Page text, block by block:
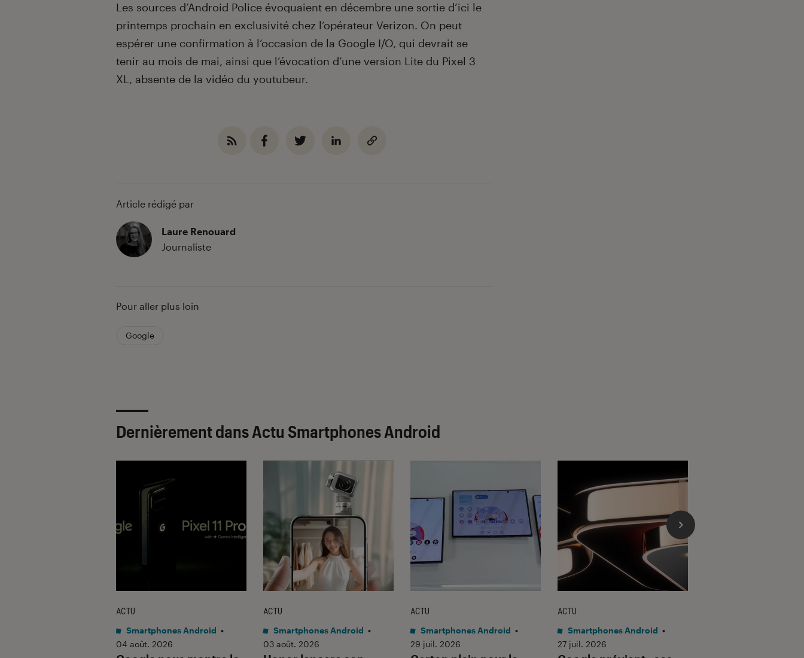
Les sources d’Android Police évoquaient en décembre une sortie d’ici le
printemps prochain en exclusivité chez l’opérateur Verizon. On peut
espérer une confirmation à l’occasion de la Google I/O, qui devrait se
tenir au mois de mai, ainsi que l’évocation d’une version Lite du Pixel 3
XL, absente de la vidéo du youtubeur.
Article rédigé par
Laure Renouard
Journaliste
Pour aller plus loin
Google
Dernièrement dans Actu Smartphones Android
ACTU
Smartphones Android •
04 août. 2026
ACTU
Smartphones Android •
03 août. 2026
ACTU
Smartphones Android •
29 juil. 2026
ACTU
Smartphones Android •
27 juil. 2026